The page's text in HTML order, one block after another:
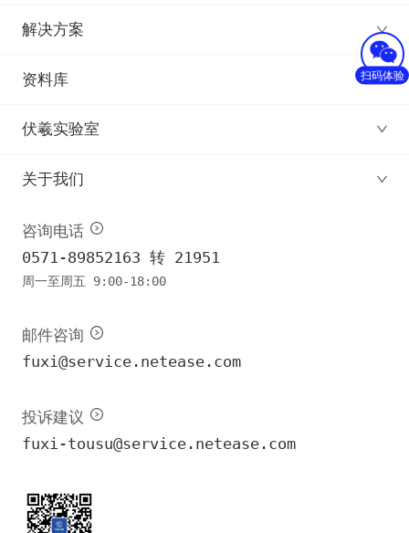
解决方案
资料库
伏羲实验室
关于我们
咨询电话
0571-89852163 转 21951
周一至周五 9:00-18:00
邮件咨询
fuxi@service.netease.com
投诉建议
fuxi-tousu@service.netease.com
扫码体验